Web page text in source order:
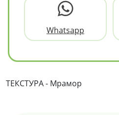
Whatsapp
ТЕКСТУРА - Мрамор